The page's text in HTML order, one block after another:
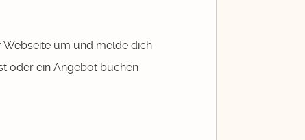
um und melde dich
oder ein Angebot buchen